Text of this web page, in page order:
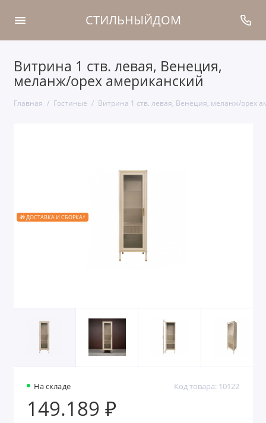
СТИЛЬНЫЙДОМ
Витрина 1 ств. левая, Венеция,
меланж/орех американский
Главная Гостиные Витрина 1 ств. левая, Венеция, меланж/орех
🎁 ДОСТАВКА И СБОРКА*
На складе Код товара: 10122
149.189 ₽